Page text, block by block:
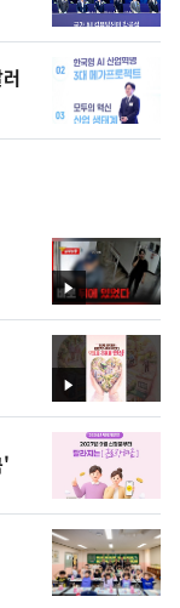
영
상
영
상
'